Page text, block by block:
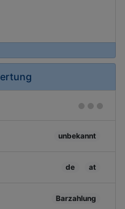
unbekannt
de at
Barzahlung